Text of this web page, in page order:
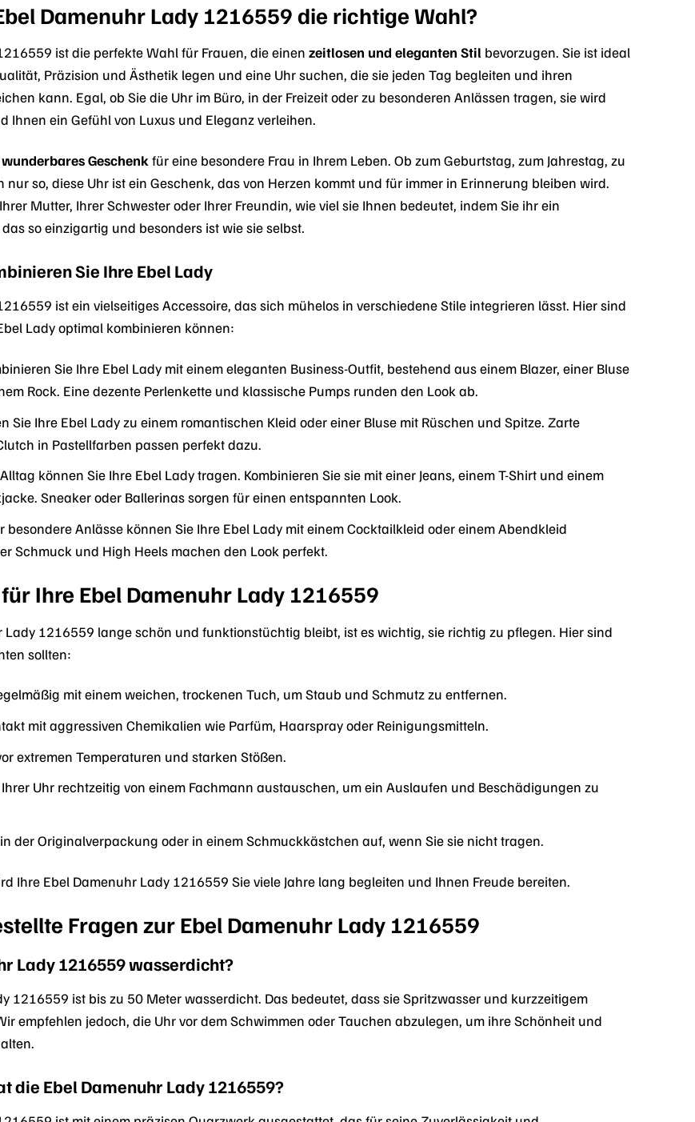
Damenuhr Lady 1216559 die richtige Wahl?
ist die perfekte Wahl für Frauen, die einenzeitlosen und eleganten Stil bevorzugen. Sie ist ideal
Präzision und Ästhetik legen und eine Uhr suchen, die sie jeden Tag begleiten und ihren
kann. Egal, ob Sie die Uhr im Büro, in der Freizeit oder zu besonderen Anlässen tragen, sie wird
Ihnen ein Gefühl von Luxus und Eleganz verleihen.
wunderbares Geschenk für eine besondere Frau in Ihrem Leben. Ob zum Geburtstag, zum Jahrestag, zu
so, diese Uhr ist ein Geschenk, das von Herzen kommt und für immer in Erinnerung bleiben wird.
Mutter, Ihrer Schwester oder Ihrer Freundin, wie viel sie Ihnen bedeutet, indem Sie ihr ein
so einzigartig und besonders ist wie sie selbst.
Sie Ihre Ebel Lady
ist ein vielseitiges Accessoire, das sich mühelos in verschiedene Stile integrieren lässt. Hier sind
Lady optimal kombinieren können:
Sie Ihre Ebel Lady mit einem eleganten Business-Outfit, bestehend aus einem Blazer, einer Bluse
Rock. Eine dezente Perlenkette und klassische Pumps runden den Look ab.
Sie Ihre Ebel Lady zu einem romantischen Kleid oder einer Bluse mit Rüschen und Spitze. Zarte
in Pastellfarben passen perfekt dazu.
können Sie Ihre Ebel Lady tragen. Kombinieren Sie sie mit einer Jeans, einem T-Shirt und einem
Sneaker oder Ballerinas sorgen für einen entspannten Look.
besondere Anlässe können Sie Ihre Ebel Lady mit einem Cocktailkleid oder einem Abendkleid
Schmuck und High Heels machen den Look perfekt.
Ihre Ebel Damenuhr Lady 1216559
Lady 1216559 lange schön und funktionstüchtig bleibt, ist es wichtig, sie richtig zu pflegen. Hier sind
sollten:
mit einem weichen, trockenen Tuch, um Staub und Schmutz zu entfernen.
mit aggressiven Chemikalien wie Parfüm, Haarspray oder Reinigungsmitteln.
extremen Temperaturen und starken Stößen.
Uhr rechtzeitig von einem Fachmann austauschen, um ein Auslaufen und Beschädigungen zu
der Originalverpackung oder in einem Schmuckkästchen auf, wenn Sie sie nicht tragen.
Ihre Ebel Damenuhr Lady 1216559 Sie viele Jahre lang begleiten und Ihnen Freude bereiten.
Fragen zur Ebel Damenuhr Lady 1216559
Lady 1216559 wasserdicht?
1216559 ist bis zu 50 Meter wasserdicht. Das bedeutet, dass sie Spritzwasser und kurzzeitigem
empfehlen jedoch, die Uhr vor dem Schwimmen oder Tauchen abzulegen, um ihre Schönheit und
die Ebel Damenuhr Lady 1216559?